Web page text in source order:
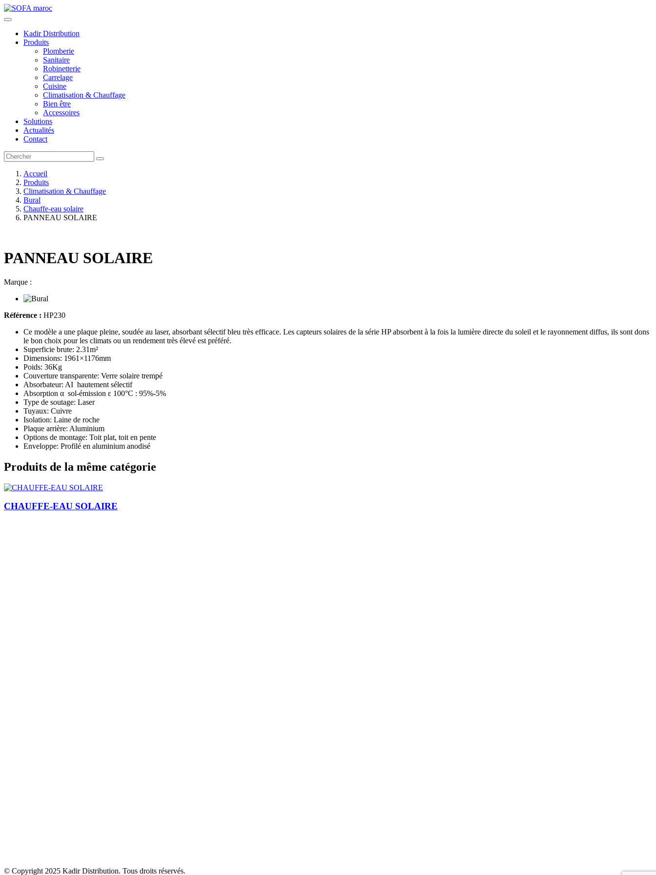
Kadir Distribution
Produits
Plomberie
Sanitaire
Robinetterie
Carrelage
Cuisine
Climatisation & Chauffage
Bien être
Accessoires
Solutions
Actualités
Contact
Accueil
Produits
Climatisation & Chauffage
Bural
Chauffe-eau solaire
PANNEAU SOLAIRE
PANNEAU SOLAIRE
Marque :
Référence : HP230
Ce modèle a une plaque pleine, soudée au laser, absorbant sélectif bleu très efficace. Les capteurs solaires de la série HP absorbent à la fois la lumière directe du soleil et le rayonnement diffus, ils sont dons
le bon choix pour les climats ou un rendement très élevé est préféré.
Superficie brute: 2.31m²
Dimensions: 1961×1176mm
Poids: 36Kg
Couverture transparente: Verre solaire trempé
Absorbateur: AI hautement sélectif
Absorption α sol-émission ε 100°C : 95%-5%
Type de soutage: Laser
Tuyaux: Cuivre
Isolation: Laine de roche
Plaque arrière: Aluminium
Options de montage: Toit plat, toit en pente
Enveloppe: Profilé en aluminium anodisé
Produits de la même catégorie
CHAUFFE-EAU SOLAIRE
© Copyright 2025 Kadir Distribution. Tous droits réservés.